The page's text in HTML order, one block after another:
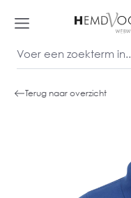
Terug naar overzicht